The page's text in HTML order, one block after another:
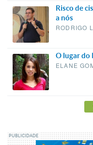
Risco de
a nós
RODRIGO
O lugar do
ELANE
PUBLICIDADE